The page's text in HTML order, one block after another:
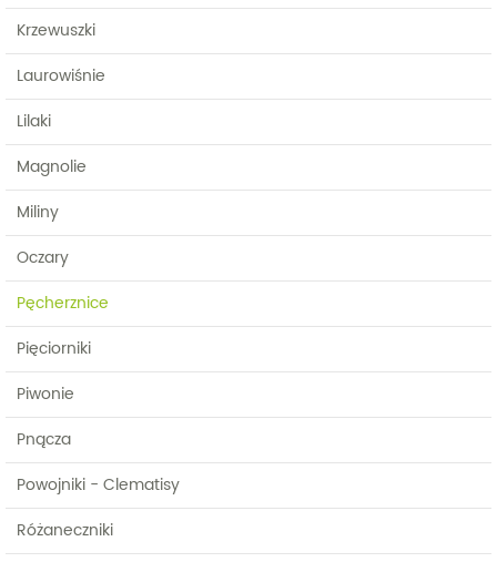
Krzewuszki
Laurowiśnie
Lilaki
Magnolie
Miliny
Oczary
Pęcherznice
Pięciorniki
Piwonie
Pnącza
Powojniki - Clematisy
Różaneczniki